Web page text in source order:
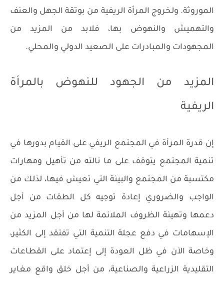
الموروثة. ولخروج المرأة الريفية من بوتقة الجهل والعنف
والتهميش والنهوض بها، فلابد من المزيد من
المجهودات والمبادرات على الصعيد الدولي والمحلي.
المزيد من الجهود للنهوض بالمرأة
الريفية
إن قدرة المرأة في المجتمع الريفي على القيام بدورها في
تنمية المجتمع يتوقف على ما نالته من تأهيل ومهارات
مكتسبة من المجتمع والبيئة التي تعيش فيها، لذلك من
الواجب والضروري إعادة توجيه كل الطقات من أجل
دعمها وتهيئة الظروف الملائمة لها من أجل المزيد من
الإسهامات في دفع عجلة التنمية التي تفتقد إلى الكثير،
وخاصة الآن في ظل العودة إلى إعتماد على القطاعات
التقليدية الزراعية والصناعية، من أجل خلق واقع مغاير